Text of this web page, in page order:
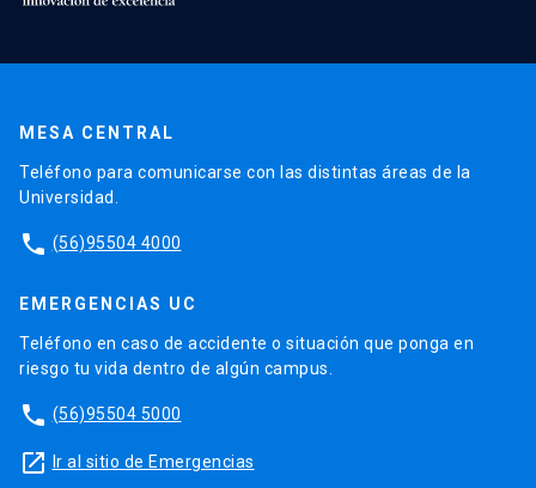
MESA CENTRAL
Teléfono para comunicarse con las distintas áreas de la
Universidad.
phone (56)95504 4000
EMERGENCIAS UC
Teléfono en caso de accidente o situación que ponga en
riesgo tu vida dentro de algún campus.
phone (56)95504 5000
launch Ir al sitio de Emergencias